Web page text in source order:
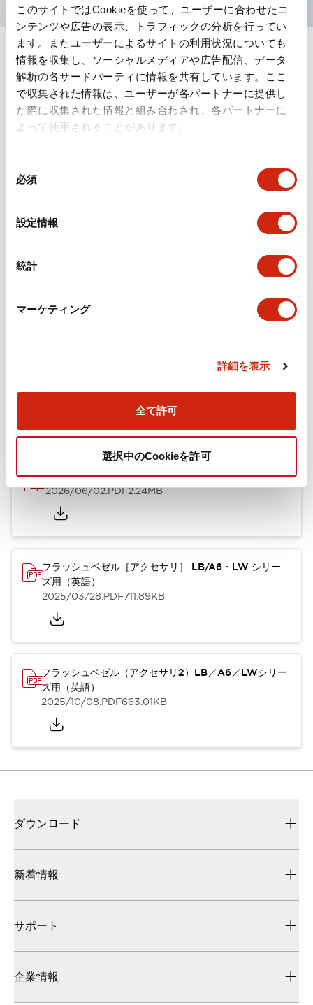
このサイトではCookieを使って、ユーザーに合わせたコ
ンテンツや広告の表示、トラフィックの分析を行ってい
ます。またユーザーによるサイトの利用状況についても
情報を収集し、ソーシャルメディアや広告配信、データ
解析の各サードパーティに情報を共有しています。ここ
で収集された情報は、ユーザーが各パートナーに提供し
た際に収集された情報と組み合わされ、各パートナーに
よって使用されることがあります。
必須
設定情報
統計
マーケティング
詳細を表示
全て許可
選択中のCookieを許可
ドキュメントとファイル
カタログ 規格・認証 技術文書 その他
A6シリーズ φ16小形コントロールユニット（日本語）
フラッシュベゼル［アクセサリ］ LB/A6・LW シリーズ
フラッシュベゼル（アクセサリ2）LB／A6／LWシリー
A6シリーズ φ16小形コントロールユニット（英語）
2026/06/02.PDF2.24MB
フラッシュベゼル［アクセサリ］ LB/A6・LW シリー
ズ用（英語）
2025/03/28.PDF711.89KB
フラッシュベゼル（アクセサリ2）LB／A6／LWシリー
ズ用（英語）
2025/10/08.PDF663.01KB
ダウンロード
新着情報
サポート
企業情報